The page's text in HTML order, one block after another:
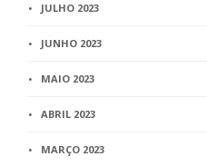
JULHO 2023
JUNHO 2023
MAIO 2023
ABRIL 2023
MARÇO 2023